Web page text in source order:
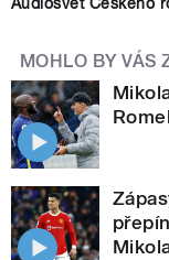
MOHLO BY VÁS